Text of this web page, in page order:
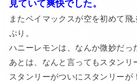
見ていて爽快でした。
またベイマックスが空を初めて飛
ぷり。
ハニーレモンは、なんか微妙だっ
あとは、なんと言ってもスタンリ
スタンリーがついにスタンリーが